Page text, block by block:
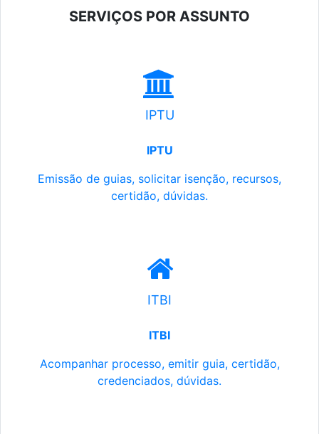
SERVIÇOS POR ASSUNTO
IPTU
IPTU
Emissão de guias, solicitar isenção, recursos,
certidão, dúvidas.
ITBI
ITBI
Acompanhar processo, emitir guia, certidão,
credenciados, dúvidas.